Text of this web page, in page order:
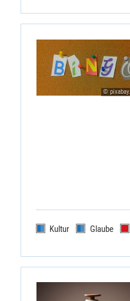
©
Kultur Glaube